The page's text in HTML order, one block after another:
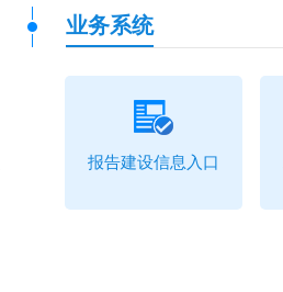
业务系统
报告建设信息入口